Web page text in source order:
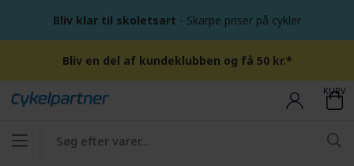
Bliv klar til skoletsart - Skarpe priser på cykler
Bliv en del af kundeklubben og få 50 kr.*
KURV